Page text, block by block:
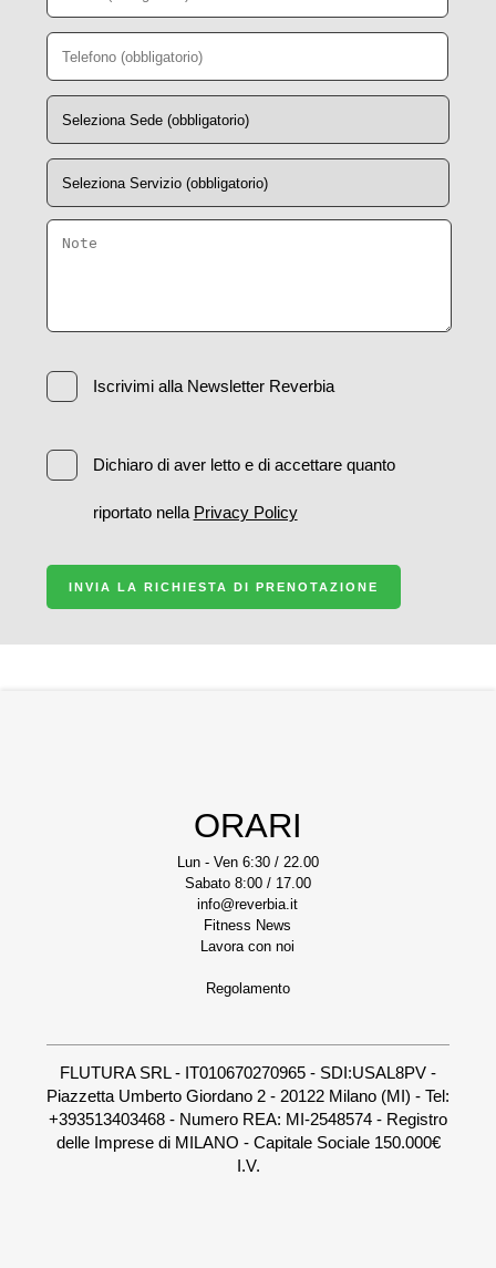
Iscrivimi alla Newsletter Reverbia
Dichiaro di aver letto e di accettare quanto
riportato nella Privacy Policy
INVIA LA RICHIESTA DI PRENOTAZIONE
ORARI
Lun - Ven 6:30 / 22.00
Sabato 8:00 / 17.00
info@reverbia.it
Fitness News
Lavora con noi
Regolamento
FLUTURA SRL - IT010670270965 - SDI:USAL8PV -
Piazzetta Umberto Giordano 2 - 20122 Milano (MI) - Tel:
+393513403468 - Numero REA: MI-2548574 - Registro
delle Imprese di MILANO - Capitale Sociale 150.000€
I.V.